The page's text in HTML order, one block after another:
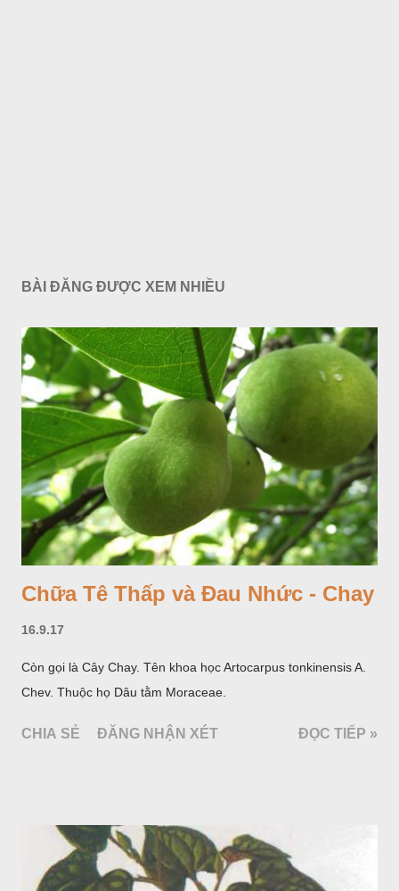
BÀI ĐĂNG ĐƯỢC XEM NHIỀU
Chữa Tê Thấp và Đau Nhức - Chay
16.9.17
Còn gọi là Cây Chay. Tên khoa học Artocarpus tonkinensis A.
Chev. Thuộc họ Dâu tằm Moraceae.
CHIA SẺ ĐĂNG NHẬN XÉT ĐỌC TIẾP »